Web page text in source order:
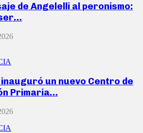
de Angelelli al peronismo:
un nuevo Centro de
Primaria…